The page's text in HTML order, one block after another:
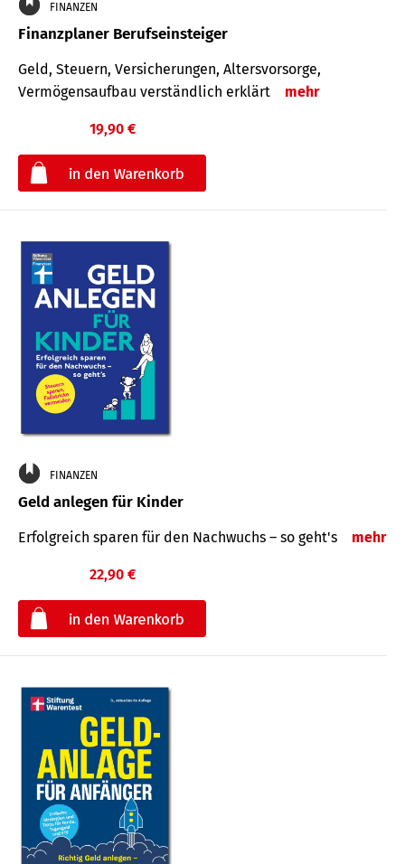
FINANZEN
Finanzplaner Berufseinsteiger
Geld, Steuern, Versicherungen, Altersvorsorge,
Vermögensaufbau verständlich erklärt
mehr
19,90 €
FINANZEN
Geld anlegen für Kinder
Erfolgreich sparen für den Nachwuchs – so geht's mehr
22,90 €